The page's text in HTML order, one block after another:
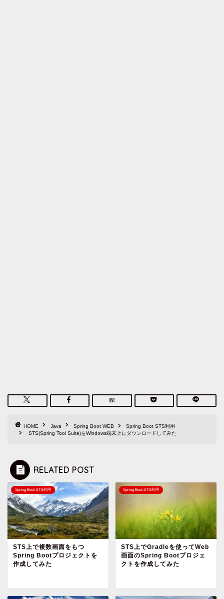
HOME Java Spring Boot WEB
Spring Boot STS利用
STS(Spring Tool Suite)をWindows端末上にダウンロードしてみた
RELATED POST
Spring Boot STS利用
STS上で複数画面をもつ
Spring Bootプロジェクトを
作成してみた
Spring Boot STS利用
STS上でGradleを使ってWeb
画面のSpring Bootプロジェ
クトを作成してみた